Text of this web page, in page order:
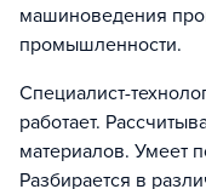
машиноведения
промышленности.
Специалист-
работает.
материалов. Умеет
Разбирается в